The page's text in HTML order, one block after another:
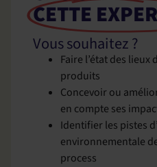
CETTE
Vous souhaitez ?
Faire l’état des lieux
produits
Concevoir ou
en compte ses
Identifier les pistes
environnementale
process